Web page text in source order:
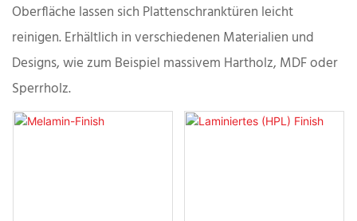
Oberfläche lassen sich Plattenschranktüren leicht
reinigen. Erhältlich in verschiedenen Materialien und
Designs, wie zum Beispiel massivem Hartholz, MDF oder
Sperrholz.